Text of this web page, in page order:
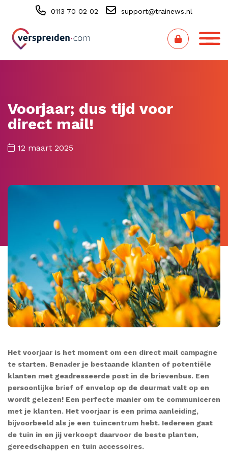
0113 70 02 02 support@trainews.nl
Voorjaar; dus tijd voor
direct mail!
12 maart 2025
Het voorjaar is het moment om een direct mail campagne
te starten. Benader je bestaande klanten of potentiële
klanten met geadresseerde post in de brievenbus. Een
persoonlijke brief of envelop op de deurmat valt op en
wordt gelezen! Een perfecte manier om te communiceren
met je klanten. Het voorjaar is een prima aanleiding,
bijvoorbeeld als je een tuincentrum hebt. Iedereen gaat
de tuin in en jij verkoopt daarvoor de beste planten,
gereedschappen en tuin accessoires.